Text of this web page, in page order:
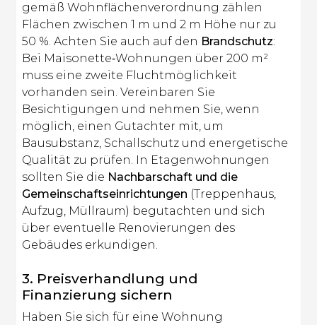
gemäß Wohnflächenverordnung zählen
Flächen zwischen 1 m und 2 m Höhe nur zu
50 %. Achten Sie auch auf den Brandschutz:
Bei Maisonette‑Wohnungen über 200 m²
muss eine zweite Fluchtmöglichkeit
vorhanden sein. Vereinbaren Sie
Besichtigungen und nehmen Sie, wenn
möglich, einen Gutachter mit, um
Bausubstanz, Schallschutz und energetische
Qualität zu prüfen. In Etagenwohnungen
sollten Sie die Nachbarschaft und die
Gemeinschaftseinrichtungen (Treppenhaus,
Aufzug, Müllraum) begutachten und sich
über eventuelle Renovierungen des
Gebäudes erkundigen.
3. Preisverhandlung und
Finanzierung sichern
Haben Sie sich für eine Wohnung